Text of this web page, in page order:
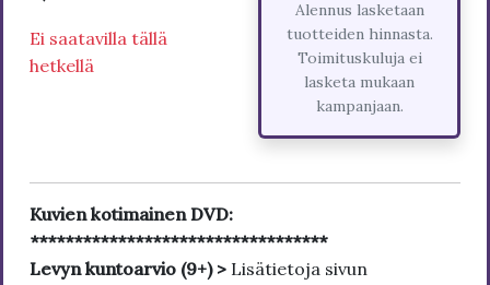
Ei saatavilla tällä
hetkellä
Alennus lasketaan
tuotteiden hinnasta.
Toimituskuluja ei
lasketa mukaan
kampanjaan.
Kuvien kotimainen DVD:
**********************************
Levyn kuntoarvio (9+) > Lisätietoja sivun